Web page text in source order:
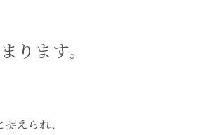
ります。
えられ、